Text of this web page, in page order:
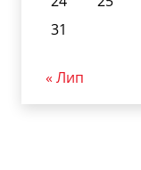
31
« Лип